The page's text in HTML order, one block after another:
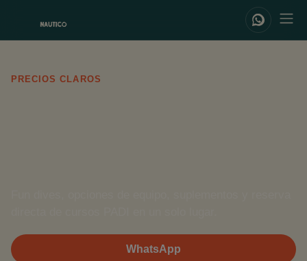
PRECIOS CLAROS
WhatsApp